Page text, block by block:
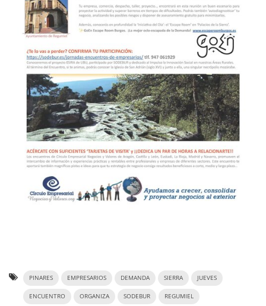
PINARES EMPRESARIOS DEMANDA SIERRA JUEVES
ENCUENTRO ORGANIZA SODEBUR REGUMIEL